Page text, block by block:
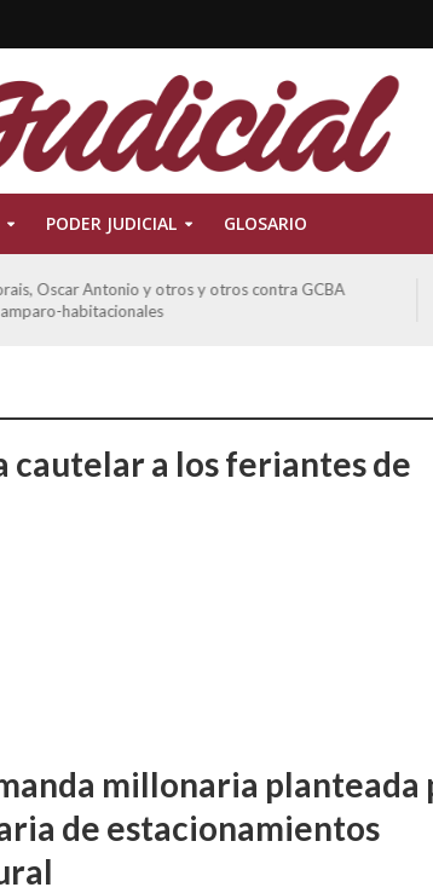
PODER JUDICIAL GLOSARIO
Oscar Antonio y otros y otros contra GCBA
habitacionales
cautelar a los feriantes de
millonaria planteada
de estacionamientos